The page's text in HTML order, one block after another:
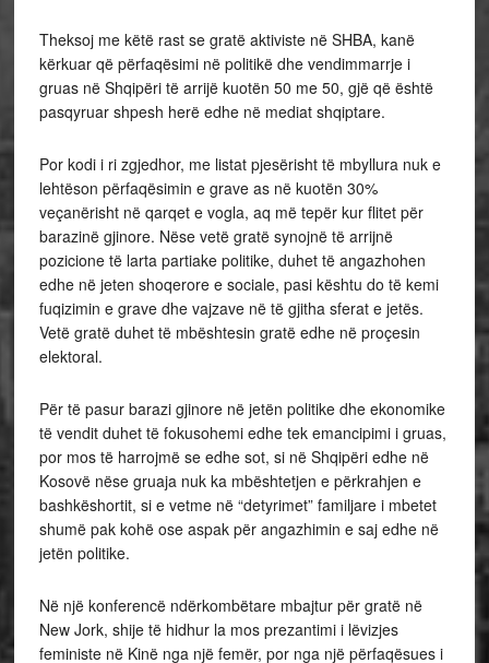
Theksoj me këtë rast se gratë aktiviste në SHBA, kanë
kërkuar që përfaqësimi në politikë dhe vendimmarrje i
gruas në Shqipëri të arrijë kuotën 50 me 50, gjë që është
pasqyruar shpesh herë edhe në mediat shqiptare.
Por kodi i ri zgjedhor, me listat pjesërisht të mbyllura nuk e
lehtëson përfaqësimin e grave as në kuotën 30%
veçanërisht në qarqet e vogla, aq më tepër kur flitet për
barazinë gjinore. Nëse vetë gratë synojnë të arrijnë
pozicione të larta partiake politike, duhet të angazhohen
edhe në jeten shoqerore e sociale, pasi kështu do të kemi
fuqizimin e grave dhe vajzave në të gjitha sferat e jetës.
Vetë gratë duhet të mbështesin gratë edhe në proçesin
elektoral.
Për të pasur barazi gjinore në jetën politike dhe ekonomike
të vendit duhet të fokusohemi edhe tek emancipimi i gruas,
por mos të harrojmë se edhe sot, si në Shqipëri edhe në
Kosovë nëse gruaja nuk ka mbështetjen e përkrahjen e
bashkëshortit, si e vetme në “detyrimet” familjare i mbetet
shumë pak kohë ose aspak për angazhimin e saj edhe në
jetën politike.
Në një konferencë ndërkombëtare mbajtur për gratë në
New Jork, shije të hidhur la mos prezantimi i lëvizjes
feministe në Kinë nga një femër, por nga një përfaqësues i